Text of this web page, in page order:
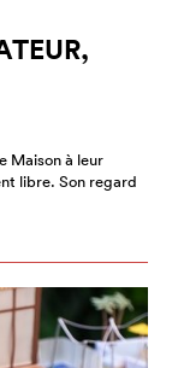
Maison à leur
libre. Son regard